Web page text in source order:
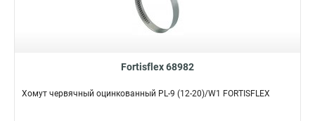
Fortisflex 68982
Хомут червячный оцинкованный PL-9 (12-20)/W1 FORTISFLEX